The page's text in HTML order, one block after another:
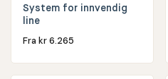
System for innvendig
line
Fra kr6.265